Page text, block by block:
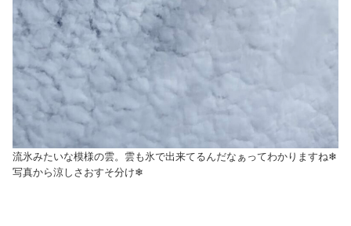
流氷みたいな模様の雲。雲も氷で出来てるんだなぁってわかりますね❄
写真から涼しさおすそ分け❄